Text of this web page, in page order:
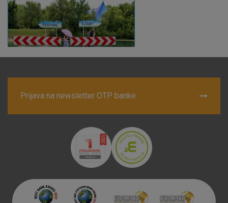
Prijava na newsletter OTP banke
identificirati.
Detaljnije informacije o kolačićima